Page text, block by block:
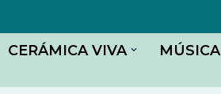
CERÁMICA VIVA MÚSICA